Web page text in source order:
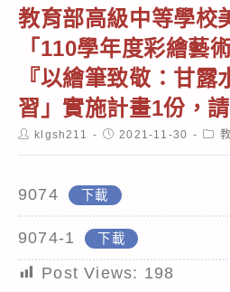
教育部高級中等學校
「110學年度彩繪藝
『以繪筆致敬：甘
習」實施計畫1份，
Postklgsh211
Post2021-11-30
Post
9074 下載
9074-1 下載
Post Views: 198